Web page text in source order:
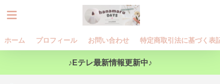
ホーム プロフィール お問い合わせ 特定商取引法に基づく表
♪Eテレ最新情報更新中♪